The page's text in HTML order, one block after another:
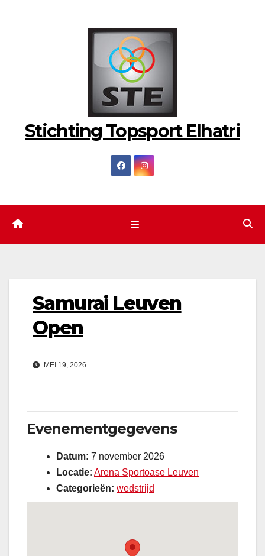
Stichting Topsport Elhatri
Samurai Leuven
Open
MEI 19, 2026
Evenementgegevens
Datum: 7 november 2026
Locatie: Arena Sportoase Leuven
Categorieën: wedstrijd